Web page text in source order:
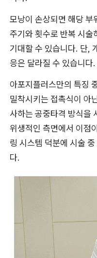
모낭이 손상되면 해당
주기와 횟수로 반복 시술
기대할 수 있습니다. 단,
응은 달라질 수 있습니다.
아포지플러스만의 특징
밀착시키는 접촉식이 아
사하는 공중타격 방식을
위생적인 측면에서 이점
링 시스템 덕분에 시술
다.